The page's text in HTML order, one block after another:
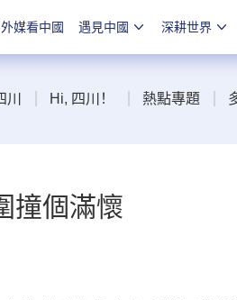
外媒看中國 遇見中國 深耕世界
Hi, 四川！ 熱點專題
撞個滿懷